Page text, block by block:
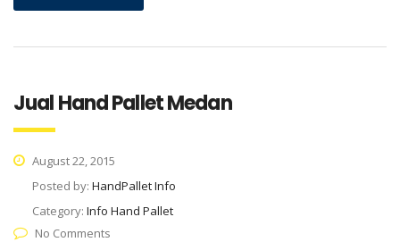
Jual Hand Pallet Medan
August 22, 2015
Posted by: HandPallet Info
Category: Info Hand Pallet
No Comments